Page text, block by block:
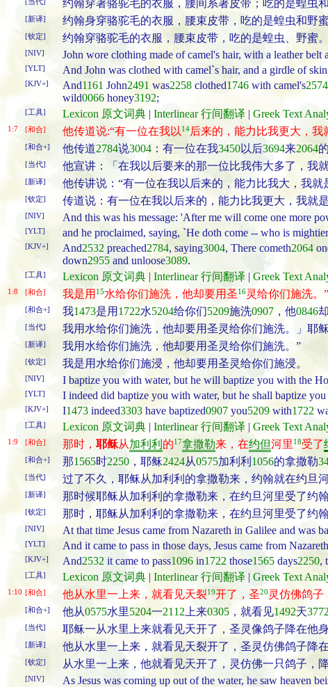
约翰穿著骆驼毛的衣服，腰间系著皮带；吃的是蝗虫和
[新译] 约翰身穿骆驼毛的衣服，腰束皮带，吃的是蝗虫和野蜜
[钦定] 约翰穿骆驼毛的衣服，腰束皮带，吃的是蝗虫、野蜜。
[NIV] John wore clothing made of camel's hair, with a leather
[YLT] And John was clothed with camel`s hair, and a girdle of
[KJV+] And1161 John2491 was2258 clothed1746 with camel's2574
wild0066 honey3192;
[工具] Lexicon 原文词典 | Interlinear 行间翻译 | Greek Text
1:7 [和合] 他传道说:“有一位在我以 14后来的，能力比我更大，我
[和合+] 他传道2784说3004 ：有一位在我3450以后3694来2064
[当代] 他宣讲：「在我以后要来的那一位比我伟大多了，我
[新译] 他传讲说：“有一位在我以后来的，能力比我大，我就
[钦定] 传道说：有一位在我以后来的，能力比我更大，我就
[NIV] And this was his message: 'After me will come one more
[YLT] and he proclaimed, saying, `He doth come -- who is
[KJV+] And2532 preached2784, saying3004, There cometh2064
down2955 and unloose3089.
[工具] Lexicon 原文词典 | Interlinear 行间翻译 | Greek Text
1:8 [和合] 我是用 15水给你们施洗，他却要用圣16灵给你们施洗。”
[和合+] 我1473是用 1722水5204给你们5209施洗0907 ，他0846却
[当代] 我用水给你们施洗，他却要用圣灵给你们施洗。」耶稣
[新译] 我用水给你们施洗，他却要用圣灵给你们施洗。”
[钦定] 我是用水给你们施浸，他却要用圣灵给你们施浸。
[NIV] I baptize you with water, but he will baptize you with the
[YLT] I indeed did baptize you with water, but he shall baptize
[KJV+] I1473 indeed3303 have baptized0907 you5209 with1722
[工具] Lexicon 原文词典 | Interlinear 行间翻译 | Greek Text
1:9 [和合] 那时， 耶稣从加利利 的17拿撒勒来，在约但河里 18受了
[和合+] 那1565时2250 ，耶稣2424从0575加利利 1056的拿撒勒
[当代] 过了不久，耶稣从加利利的拿撒勒来，约翰就在约旦河
[新译] 那时候耶稣从加利利的拿撒勒来，在约旦河里受了约翰
[钦定] 那时，耶稣从加利利的拿撒勒来，在约旦河里受了约翰
[NIV] At that time Jesus came from Nazareth in Galilee and was
[YLT] And it came to pass in those days, Jesus came from
[KJV+] And2532 it came to pass1096 in1722 those1565 days2250,
[工具] Lexicon 原文词典 | Interlinear 行间翻译 | Greek Text
1:10 [和合] 他从水里一上来，就看见天裂19开了，圣20 灵仿佛鸽子
[和合+] 他从0575水里5204一2112 上来0305 ，就看见1492天3772
[当代] 耶稣一从水里上来就看见天开了，圣灵像鸽子降在他身
[新译] 他从水里一上来，就看见天裂开了，圣灵仿佛鸽子降在
[钦定] 从水里一上来，他就看见天开了，灵仿佛一只鸽子，降
[NIV] As Jesus was coming up out of the water, he saw heaven